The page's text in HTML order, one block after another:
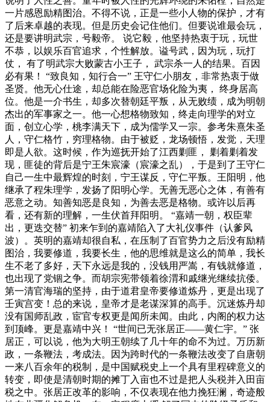
一片感恩励精图治。不得不说，正是一些小人物的保护，才有
了后来卓越的表现。但是历史会记住他们。但要说谁最会玩，
还是要讲明武宗，号毅帝。 说它毅，他坚持热衷于玩，玩世
不恭，以娱乐百官追求，个性解放。谥号武，因为玩，玩打
仗， 有了明武宗大败蒙古小王子， 武宗杀一人的结果。百因
必有果！ “致良知，知行合一” 王守仁小朋友，非常热衷于做
圣贤。他无心仕途，却总能在险恶官场化险为夷， 终身居高
位。他是一介书生，却多次替朝廷平叛，从无败绩，成为明朝
杰出的军事家之一。他一心想格物致知，终走向理学的对立
面，创立心学，桃李满天下，成为儒学又一宗。参考朱熹朱圣
人，守仁格竹，穷理格物。由于被贬，龙场顿悟，发觉，天理
即是人欲。这时候，作为巡抚开始了江西剿匪， 剿着剿着发
现，匪徒的背后是宁王朱宸濠（宸濠之乱），于是到了王守仁
自己一生中最辉煌的时刻，宁王谋反，守仁平叛。王阳明，他
继承了程朱理学，发扬了阳明心学。无善无恶心之体，有善有
恶意之动。知善知恶是良知，为善去恶是格物。或许以后再
看，还有新的理解，一生伏首拜阳明。 “嘉靖一朝，权臣辈
出，更迭交替” 初来乍到的嘉靖陷入了大礼仪事件（认爹风
波）。英明的嘉靖却很自私，在压制了百官势力之后没有励精
图治，我要修道，我要长生，他的思维就是这么的简单，我长
生不老了多好，天下永远是我的，没钱用严嵩，有钱就修道，
也出现了党锢之争。而胡宗宪带领着徐渭和戚继光继续抗倭。
第一清官海瑞的坚持，由于道君皇帝要修道炼丹，更是出现了
壬寅宫变！总的来说，皇帝才是老谋深算的高手。沉迷炼丹却
没有国师乱政，宦官专权更是闻所未闻。由此，内阁的权力达
到顶峰。更是嘉靖中兴！ “世间已无张居正——黄仁宇。” 张
居正，可以说，他为大明王朝续了几十年的命不为过。万历新
政，一条鞭法，考成法。因为跨时代的一条鞭法改变了自唐朝
一来八百余年的税制，是中国赋税史上一个具有里程碑意义的
转变，即使是清朝时期的摊丁入亩也不过是把人头税并入田亩
税之中。张居正改革的影响，不仅表现在他力挽狂澜，奇迹般